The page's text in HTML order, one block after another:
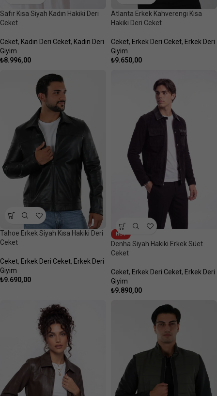
Safır Kısa Siyah Kadın Hakiki Deri
Ceket
Ceket, Kadın Deri Ceket, Kadın Deri
Giyim
₺8.996,00
Atlanta Erkek Kahverengi Kısa
Hakiki Deri Ceket
Ceket, Erkek Deri Ceket, Erkek Deri
Giyim
₺9.650,00
Tahoe Erkek Siyah Kısa Hakiki Deri
Ceket
Ceket, Erkek Deri Ceket, Erkek Deri
Giyim
₺9.690,00
HOT
Denha Siyah Hakiki Erkek Süet
Ceket
Ceket, Erkek Deri Ceket, Erkek Deri
Giyim
₺9.890,00